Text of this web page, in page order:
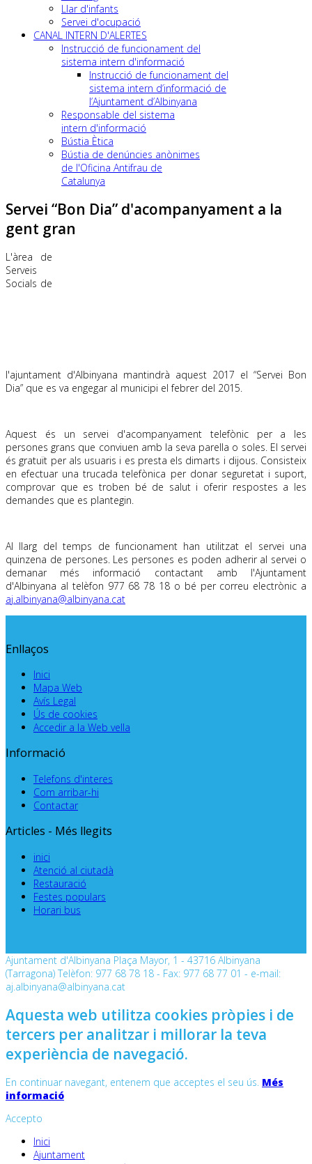
Llar d'infants
Servei d'ocupació
CANAL INTERN D'ALERTES
Instrucció de funcionament del
sistema intern d'informació
Instrucció de funcionament del
sistema intern d’informació de
l’Ajuntament d’Albinyana
Responsable del sistema
intern d'informació
Bústia Ètica
Bústia de denúncies anònimes
de l'Oficina Antifrau de
Catalunya
Servei “Bon Dia” d'acompanyament a la
gent gran
L'àrea de
Serveis
Socials de
l'ajuntament d'Albinyana mantindrà aquest 2017 el “Servei Bon
Dia” que es va engegar al municipi el febrer del 2015.
Aquest és un servei d'acompanyament telefònic per a les
persones grans que conviuen amb la seva parella o soles. El servei
és gratuït per als usuaris i es presta els dimarts i dijous. Consisteix
en efectuar una trucada telefònica per donar seguretat i suport,
comprovar que es troben bé de salut i oferir respostes a les
demandes que es plantegin.
Al llarg del temps de funcionament han utilitzat el servei una
quinzena de persones. Les persones es poden adherir al servei o
demanar més informació contactant amb l'Ajuntament
d'Albinyana al telèfon 977 68 78 18 o bé per correu electrònic a
aj.albinyana@albinyana.cat
Enllaços
Inici
Mapa Web
Avís Legal
Ús de cookies
Accedir a la Web vella
Informació
Telefons d'interes
Com arribar-hi
Contactar
Articles - Més llegits
inici
Atenció al ciutadà
Restauració
Festes populars
Horari bus
Ajuntament d'Albinyana Plaça Mayor, 1 - 43716 Albinyana
(Tarragona) Telèfon: 977 68 78 18 - Fax: 977 68 77 01 - e-mail:
aj.albinyana@albinyana.cat
Aquesta web utilitza cookies pròpies i de
tercers per analitzar i millorar la teva
experiència de navegació.
En continuar navegant, entenem que acceptes el seu ús. Més
informació
Accepto
Inici
Ajuntament